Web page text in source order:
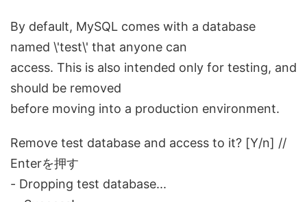
By default, MySQL comes with a database
named \'test\' that anyone can
access. This is also intended only for testing, and
should be removed
before moving into a production environment.
Remove test database and access to it? [Y/n] //
Enterを押す
- Dropping test database...